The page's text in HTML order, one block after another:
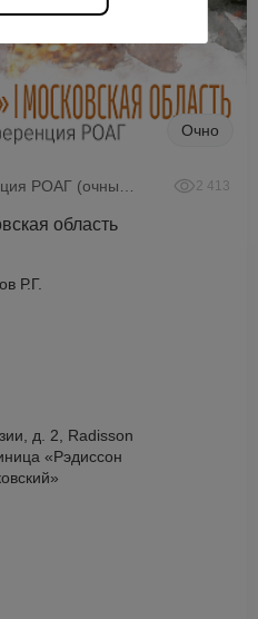
Очно
2 413
область
Р.Г.
д. 2, Radisson
«Рэдиссон